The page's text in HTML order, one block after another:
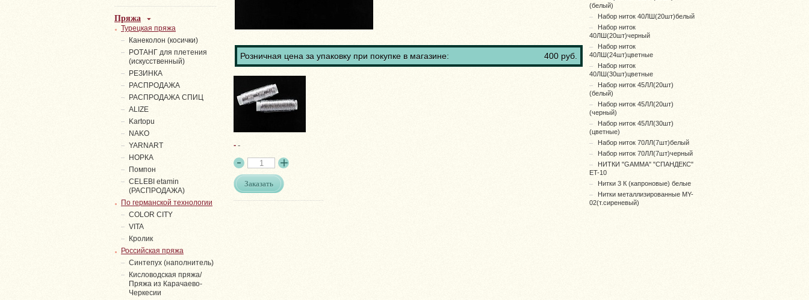
Розничная цена за упаковку при покупке в магазине: 400 руб.
--
Заказать
Пряжа
Турецкая пряжа
Канеколон (косички)
РОТАНГ для плетения
(искусственный)
PЕЗИНКА
РАСПРОДАЖА
РАСПРОДАЖА СПИЦ
ALIZE
Kartopu
NAKO
YARNART
НОРКА
Помпон
СELEBI etamin
(РАСПРОДАЖА)
По германской технологии
COLOR CITY
VITA
Кролик
Российская пряжа
Синтепух (наполнитель)
Кисловодская пряжа/
Пряжа из Карачаево-
Черкесии
(белый)
Набор ниток 40ЛШ(20шт)белый
Набор ниток
40ЛШ(20шт)черный
Набор ниток
40ЛШ(24шт)цветные
Набор ниток
40ЛШ(30шт)цветные
Набор ниток 45ЛЛ(20шт)
(белый)
Набор ниток 45ЛЛ(20шт)
(черный)
Набор ниток 45ЛЛ(30шт)
(цветные)
Набор ниток 70ЛЛ(7шт)белый
Набор ниток 70ЛЛ(7шт)черный
НИТКИ "GAMMA" "СПАНДЕКС"
ET-10
Нитки 3 К (капроновые) белые
Нитки металлизированные MY-
02(т.сиреневый)